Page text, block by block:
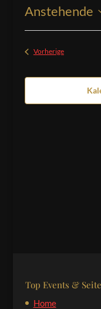
Anstehende
Vorherige
Top Events &
Home